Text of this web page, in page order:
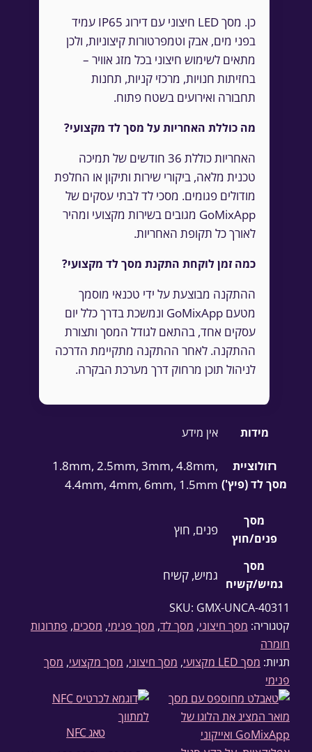
כן. מסך LED חיצוני עם דירוג IP65 עמיד
בפני מים, אבק וטמפרטורות קיצוניות, ולכן
מתאים לשימוש חיצוני בכל מזג אוויר –
בחזיתות חנויות, מרכזי קניות, תחנות
תחבורה ואירועים בשטח פתוח.
מה כוללת האחריות על מסך לד מקצועי?
האחריות כוללת 36 חודשים של תמיכה
טכנית מלאה, ביקורי שירות ותיקון או החלפת
מודולים פגומים. מסכי לד לבתי עסקים של
GoMixApp מגובים בשירות מקצועי ומהיר
לאורך כל תקופת האחריות.
כמה זמן לוקחת התקנת מסך לד מקצועי?
ההתקנה מבוצעת על ידי טכנאי מוסמך
מטעם GoMixApp ונמשכת בדרך כלל יום
עסקים אחד, בהתאם לגודל המסך ותצורת
ההתקנה. לאחר ההתקנה מתקיימת הדרכה
לניהול תוכן מרחוק דרך מערכת הבקרה.
מידות אין מידע
רזולוציית
מסך לד (פיץ')
1.8mm, 2.5mm, 3mm, 4.8mm,
4.4mm, 4mm, 6mm, 1.5mm
מסך
פנים/חוץ
פנים, חוץ
מסך
גמיש/קשיח
גמיש, קשיח
SKU: GMX-UNCA-40311
קטגוריה: מסך חיצוני, מסך לד, מסך פנימי, מסכים, פתרונות
חומרה
תגיות: מסך LED מקצועי , מסך חיצוני, מסך מקצועי, מסך
פנימי
טאג NFC